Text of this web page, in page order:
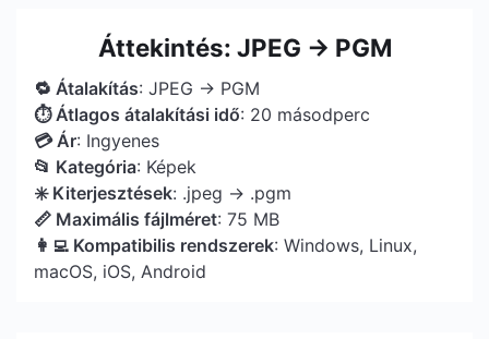
Áttekintés: JPEG → PGM
🔁 Átalakítás: JPEG → PGM
⏱ Átlagos átalakítási idő: 20 másodperc
💳 Ár: Ingyenes
📂 Kategória: Képek
✳️ Kiterjesztések: .jpeg → .pgm
📏 Maximális fájlméret: 75 MB
👩‍💻 Kompatibilis rendszerek: Windows, Linux,
macOS, iOS, Android